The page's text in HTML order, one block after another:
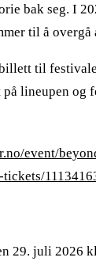
bak seg. I
til å
til
lineupen og
event/
29. juli 2026